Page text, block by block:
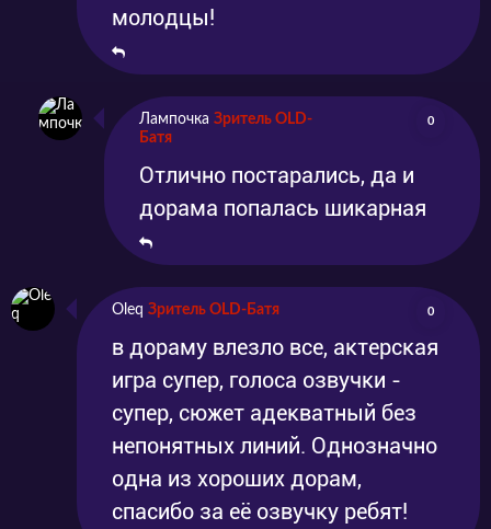
молодцы!
Лампочка Зритель OLD-
Батя
0
Отлично постарались, да и
дорама попалась шикарная
Oleq Зритель OLD-Батя 0
в дораму влезло все, актерская
игра супер, голоса озвучки -
супер, сюжет адекватный без
непонятных линий. Однозначно
одна из хороших дорам,
спасибо за её озвучку ребят!